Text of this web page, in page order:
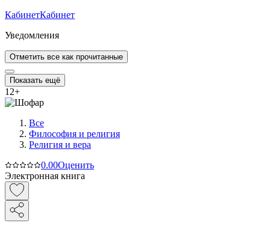
КабинетКабинет
Уведомления
Отметить все как прочитанные
Показать ещё
12+
Все
Философия и религия
Религия и вера
0.00Оценить
Электронная книга